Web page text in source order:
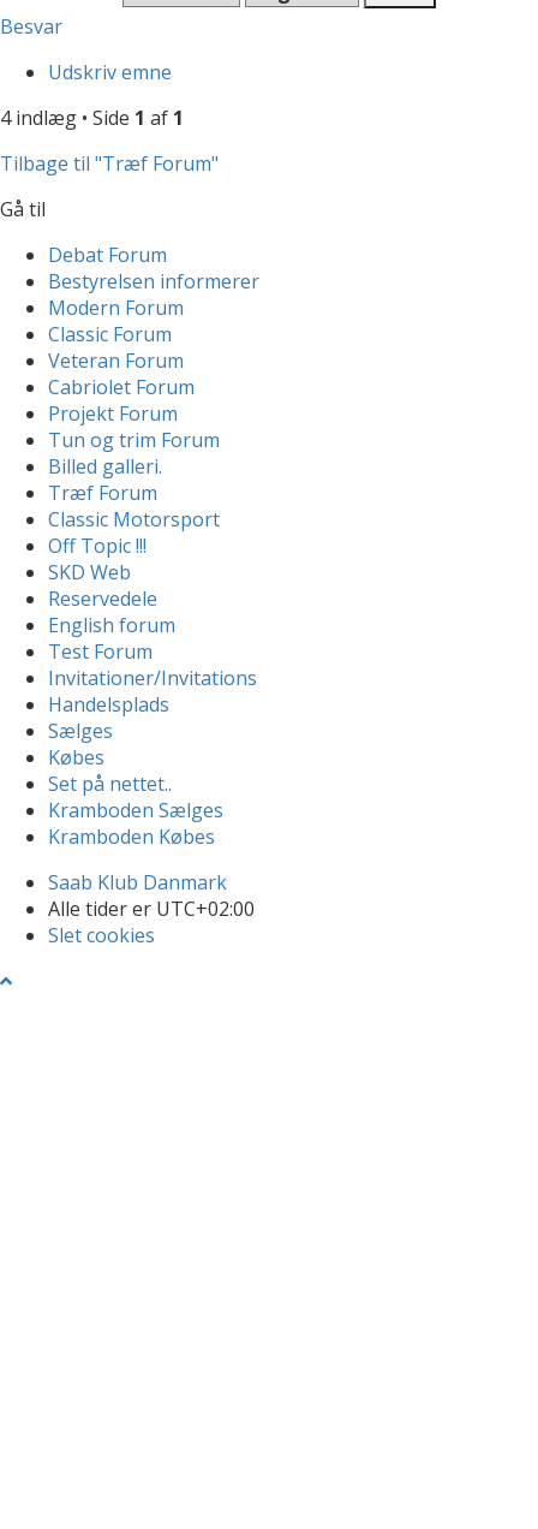
Besvar
Udskriv emne
4 indlæg • Side 1 af 1
Tilbage til "Træf Forum"
Gå til
Debat Forum
Bestyrelsen informerer
Modern Forum
Classic Forum
Veteran Forum
Cabriolet Forum
Projekt Forum
Tun og trim Forum
Billed galleri.
Træf Forum
Classic Motorsport
Off Topic !!!
SKD Web
Reservedele
English forum
Test Forum
Invitationer/Invitations
Handelsplads
Sælges
Købes
Set på nettet..
Kramboden Sælges
Kramboden Købes
Saab Klub Danmark
Alle tider er UTC+02:00
Slet cookies